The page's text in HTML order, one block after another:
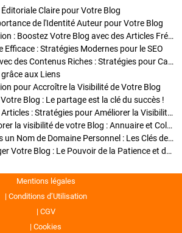
Claire pour Votre Blog
de l'Identité Auteur pour Votre Blog
Stratégies de Publication : Boostez Votre Blog avec des Articles Fréquents et Exclusifs
Efficace : Stratégies Modernes pour le SEO
Enrichir Vos Articles avec des Contenus Riches : Stratégies pour Captiver et Optimiser
aux Liens
pour Accroître la Visibilité de Votre Blog
Blog : Le partage est la clé du succès !
Optimisation SEO des Articles : Stratégies pour Améliorer la Visibilité de Votre Blog
Stratégies pour améliorer la visibilité de votre Blog : Annuaire et Collaborations
Pourquoi Investir dans un Nom de Domaine Personnel : Les Clés de la Réussite de Votre Blog
Comment Faire Émerger Votre Blog : Le Pouvoir de la Patience et de la Persévérance
Mentions légales
Conditions d’Utilisation
CGV
Cookies